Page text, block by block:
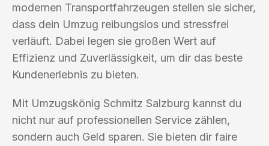
modernen Transportfahrzeugen stellen sie sicher,
dass dein Umzug reibungslos und stressfrei
verläuft. Dabei legen sie großen Wert auf
Effizienz und Zuverlässigkeit, um dir das beste
Kundenerlebnis zu bieten.
Mit Umzugskönig Schmitz Salzburg kannst du
nicht nur auf professionellen Service zählen,
sondern auch Geld sparen. Sie bieten dir faire